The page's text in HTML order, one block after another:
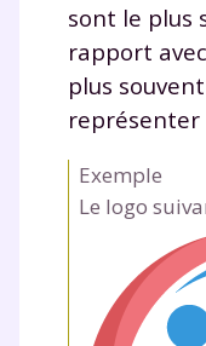
sont le plus
rapport
plus
représenter
Exemple
Le logo